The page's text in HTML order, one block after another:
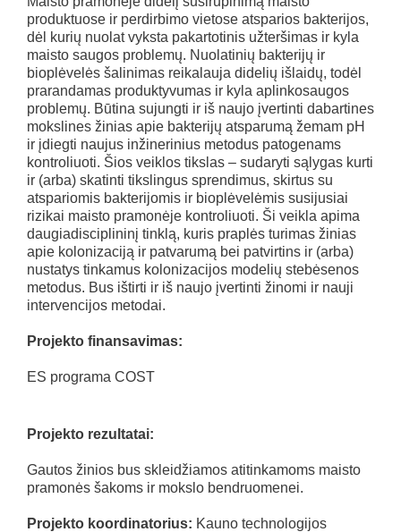
produktuose ir perdirbimo vietose atsparios bakterijos,
dėl kurių nuolat vyksta pakartotinis užteršimas ir kyla
maisto saugos problemų. Nuolatinių bakterijų ir
bioplėvelės šalinimas reikalauja didelių išlaidų, todėl
prarandamas produktyvumas ir kyla aplinkosaugos
problemų. Būtina sujungti ir iš naujo įvertinti dabartines
mokslines žinias apie bakterijų atsparumą žemam pH
ir įdiegti naujus inžinerinius metodus patogenams
kontroliuoti. Šios veiklos tikslas – sudaryti sąlygas kurti
ir (arba) skatinti tikslingus sprendimus, skirtus su
atspariomis bakterijomis ir bioplėvelėmis susijusiai
rizikai maisto pramonėje kontroliuoti. Ši veikla apima
daugiadisciplininį tinklą, kuris praplės turimas žinias
apie kolonizaciją ir patvarumą bei patvirtins ir (arba)
nustatys tinkamus kolonizacijos modelių stebėsenos
metodus. Bus ištirti ir iš naujo įvertinti žinomi ir nauji
intervencijos metodai.
Projekto finansavimas:
ES programa COST
Projekto rezultatai:
Gautos žinios bus skleidžiamos atitinkamoms maisto
pramonės šakoms ir mokslo bendruomenei.
Projekto koordinatorius: Kauno technologijos